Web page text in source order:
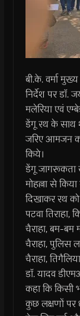
बी.के. वर्मा
निर्देश पर डाॅ.
मलेरिया एवं
डेंगू रथ के साथ
जरिए आमजन
किये।
डेंगू जागरूकता
मोहल्ला से
दिखाकर रथ को
पटवा तिराहा,
चैराहा, बम-बम
चैराहा, पुलिस
चैराहा,
डाॅ. यादव
कहा कि किसी
कुछ लक्षणों पर